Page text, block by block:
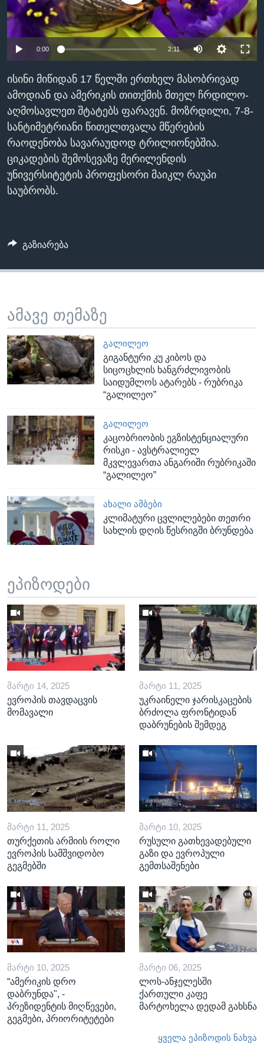
ᲡᲢᲣᲓᲘᲐ ᲕᲐᲨᲘᲜᲒᲢᲝᲜᲘ
ᲔᲙᲝᲜᲝᲛᲘᲙᲐ
ᲯᲐᲜᲛᲠᲗᲔᲚᲝᲑᲐ
ᲛᲔᲪᲜᲘᲔᲠᲔᲑᲐ
ᲘᲜᲢᲔᲠᲕᲘᲣ
ᲙᲣᲚᲢᲣᲠᲐ
ᲒᲐᲚᲘᲚᲔᲝ
ᲓᲔᲖᲘᲜᲤᲝᲠᲛᲐᲪᲘᲐ
Learning English
ᲗᲕᲐᲚᲘ ᲒᲕᲐᲓᲔᲕᲜᲔᲗ
ენები
0:00 2:11
ისინი მიწიდან 17 წელში ერთხელ მასობრივად
ამოდიან და ამერიკის თითქმის მთელ ჩრდილო-
აღმოსავლეთ შტატებს ფარავენ. მოზრდილი, 7-8-
სანტიმეტრიანი წითელთვალა მწერების
რაოდენობა სავარაუდოდ ტრილიონებშია.
ციკადების შემოსევაზე მერილენდის
უნივერსიტეტის პროფესორი მაიკლ რაუპი
საუბრობს.
გაზიარება
ამავე თემაზე
ᲒᲐᲚᲘᲚᲔᲝ
გიგანტური კუ კიბოს და
სიცოცხლის ხანგრძლივობის
საიდუმლოს ატარებს - რუბრიკა
“გალილეო”
ᲒᲐᲚᲘᲚᲔᲝ
კაცობრიობის ეგზისტენციალური
რისკი - ავსტრალიელ
მკვლევართა ანგარიში რუბრიკაში
“გალილეო”
ᲐᲮᲐᲚᲘ ᲐᲛᲑᲔᲑᲘ
კლიმატური ცვლილებები თეთრი
სახლის დღის წესრიგში ბრუნდება
ეპიზოდები
ᲛᲐᲠᲢᲘ 14, 2025
ევროპის თავდაცვის
მომავალი
ᲛᲐᲠᲢᲘ 11, 2025
უკრაინელი ჯარისკაცების
ბრძოლა ფრონტიდან
დაბრუნების შემდეგ
ᲛᲐᲠᲢᲘ 11, 2025
თურქეთის არმიის როლი
ევროპის სამშვიდობო
გეგმებში
ᲛᲐᲠᲢᲘ 10, 2025
რუსული გათხევადებული
გაზი და ევროპული
გემთსაშენები
ᲛᲐᲠᲢᲘ 10, 2025
“ამერიკის დრო
დაბრუნდა", -
პრეზიდენტის მიღწევები,
გეგმები, პრიორიტეტები
ᲛᲐᲠᲢᲘ 06, 2025
ლოს-ანჯელესში
ქართული კაფე
მარტოხელა დედამ გახსნა
ყველა ეპიზოდის ნახვა